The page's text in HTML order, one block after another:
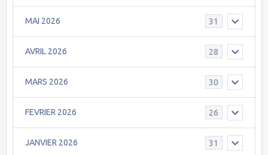
MAI 2026 31
AVRIL 2026 28
MARS 2026 30
FEVRIER 2026 26
JANVIER 2026 31